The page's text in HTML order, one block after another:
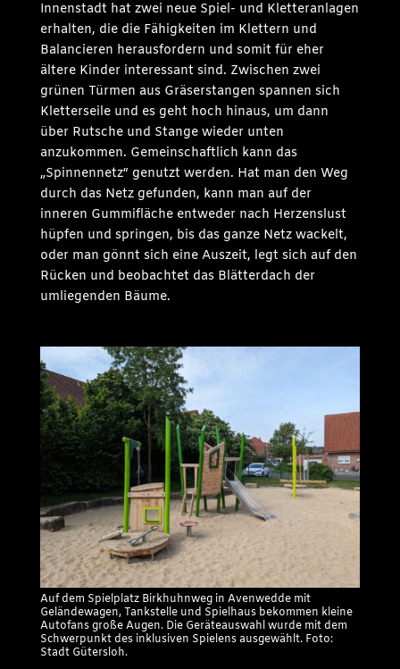
Innenstadt hat zwei neue Spiel- und Kletteranlagen
erhalten, die die Fähigkeiten im Klettern und
Balancieren herausfordern und somit für eher
ältere Kinder interessant sind. Zwischen zwei
grünen Türmen aus Gräserstangen spannen sich
Kletterseile und es geht hoch hinaus, um dann
über Rutsche und Stange wieder unten
anzukommen. Gemeinschaftlich kann das
„Spinnennetz“ genutzt werden. Hat man den Weg
durch das Netz gefunden, kann man auf der
inneren Gummifläche entweder nach Herzenslust
hüpfen und springen, bis das ganze Netz wackelt,
oder man gönnt sich eine Auszeit, legt sich auf den
Rücken und beobachtet das Blätterdach der
umliegenden Bäume.
Auf dem Spielplatz Birkhuhnweg in Avenwedde mit
Geländewagen, Tankstelle und Spielhaus bekommen kleine
Autofans große Augen. Die Geräteauswahl wurde mit dem
Schwerpunkt des inklusiven Spielens ausgewählt. Foto:
Stadt Gütersloh.